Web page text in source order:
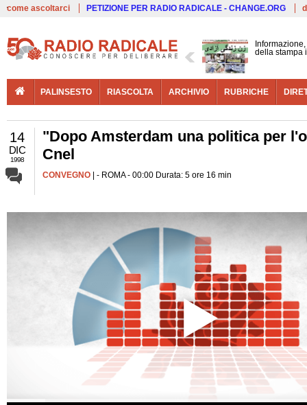
come ascoltarci PETIZIONE PER RADIO RADICALE - CHANGE.ORG
della stampa
PALINSESTO RIASCOLTA ARCHIVIO RUBRICHE
14
DIC
1998
"Dopo Amsterdam una politica per
Cnel
CONVEGNO | - ROMA - 00:00 Durata: 5 ore 16 min